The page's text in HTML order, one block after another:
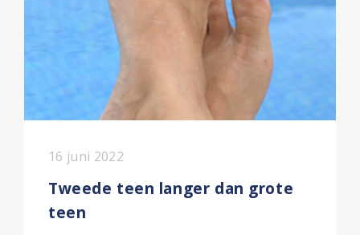
16 juni 2022
Tweede teen langer dan grote
teen